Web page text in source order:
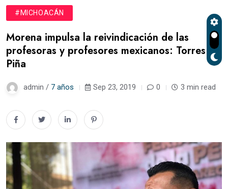
#MICHOACÁN
Morena impulsa la reivindicación de las
profesoras y profesores mexicanos: Torres
Piña
admin / 7 años Sep 23, 2019 0 3 min read